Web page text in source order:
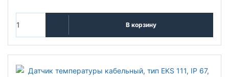
В корзину